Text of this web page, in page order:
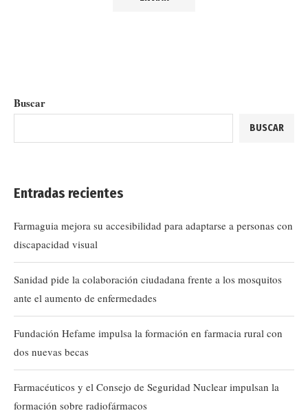
Buscar
BUSCAR
Entradas recientes
Farmaguia mejora su accesibilidad para adaptarse a personas con
discapacidad visual
Sanidad pide la colaboración ciudadana frente a los mosquitos
ante el aumento de enfermedades
Fundación Hefame impulsa la formación en farmacia rural con
dos nuevas becas
Farmacéuticos y el Consejo de Seguridad Nuclear impulsan la
formación sobre radiofármacos